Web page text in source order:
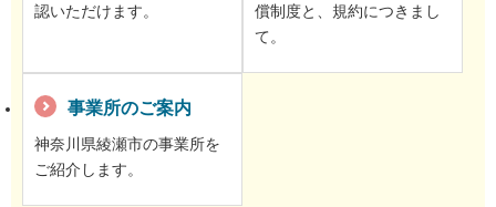
認いただけます。
償制度と、規約につきまし
て。
事業所のご案内
神奈川県綾瀬市の事業所を
ご紹介します。